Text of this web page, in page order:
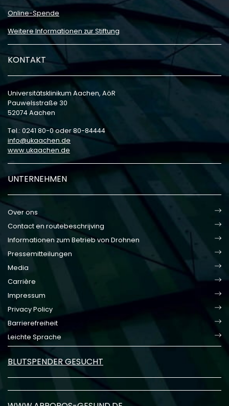
Online-Spende
Weitere Informationen zur Stiftung
KONTAKT
Universitätsklinikum Aachen, AöR
Pauwelsstraße 30
52074 Aachen
Tel.: 0241 80-0 oder 80-84444
info
ukaachen de
www.ukaachen.de
UNTERNEHMEN
Over ons
Contact en routebeschrijving
Informationen zum Betrieb von Drohnen
Pressemitteilungen
Media
Carrière
Impressum
Privacy Policy
Barrierefreiheit
Leichte Sprache
BLUTSPENDER GESUCHT